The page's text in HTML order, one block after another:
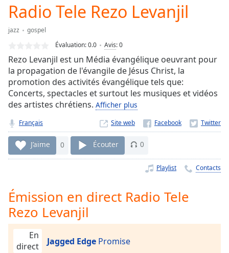
Loaded:
Stream
TypeLIVE
Seek to
currently
behind
Remaining
Time-
Chapters
Chapters
Descriptions
Radio Tele Rezo Levanjil
jazz
gospel
Évaluation:0.0 Avis:0
Rezo Levanjil est un Média évangélique oeuvrant pour
la propagation de l'évangile de Jésus Christ, la
promotion des activités évangélique tels que:
Concerts, spectacles et surtout les musiques et vidéos
des artistes chrétiens. Afficher plus
Français Site web
J’aime 0 Écouter 0
Playlist Contacts
Émission en direct Radio Tele
Rezo Levanjil
En
direct
Jagged Edge Promise